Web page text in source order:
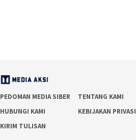
PEDOMAN MEDIA SIBER TENTANG KAMI
HUBUNGI KAMI
KEBIJAKAN PRIVASI
KIRIM TULISAN